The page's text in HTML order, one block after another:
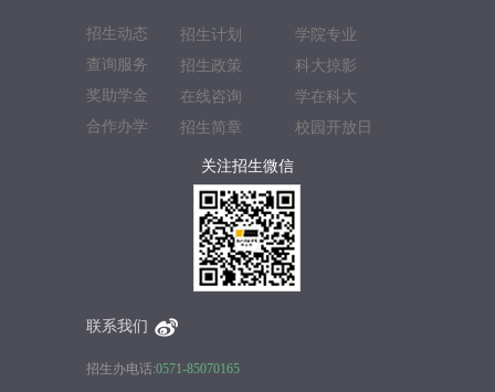
招生动态
查询服务
奖助学金
合作办学
招生计划
招生政策
在线咨询
招生简章
学院专业
科大掠影
学在科大
校园开放日
关注招生微信
联系我们
招生办电话:0571-85070165